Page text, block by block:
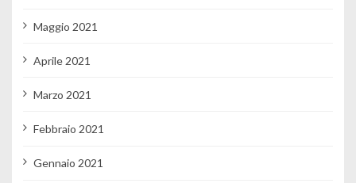
Maggio 2021
Aprile 2021
Marzo 2021
Febbraio 2021
Gennaio 2021